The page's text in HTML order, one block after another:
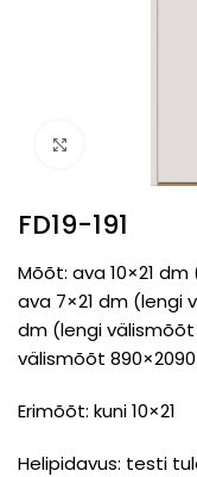
FD19-191
Mõõt: ava 10×21
ava 7×21 dm (lengi
dm (lengi välismõõt
välismõõt
Erimõõt: kuni 10×21
Helipidavus: testi